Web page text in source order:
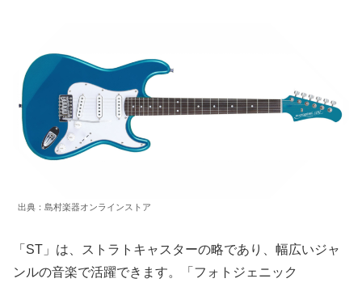
出典：島村楽器オンラインストア
「ST」は、ストラトキャスターの略であり、幅広いジャ
ンルの音楽で活躍できます。「フォトジェニック